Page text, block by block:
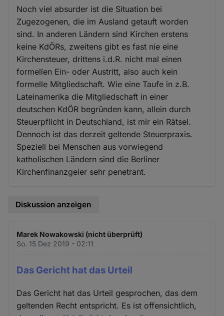
Noch viel absurder ist die Situation bei
Zugezogenen, die im Ausland getauft worden
sind. In anderen Ländern sind Kirchen erstens
keine KdÖRs, zweitens gibt es fast nie eine
Kirchensteuer, drittens i.d.R. nicht mal einen
formellen Ein- oder Austritt, also auch kein
formelle Mitgliedschaft. Wie eine Taufe in z.B.
Lateinamerika die Mitgliedschaft in einer
deutschen KdÖR begründen kann, allein durch
Steuerpflicht in Deutschland, ist mir ein Rätsel.
Dennoch ist das derzeit geltende Steuerpraxis.
Speziell bei Menschen aus vorwiegend
katholischen Ländern sind die Berliner
Kirchenfinanzgeier sehr penetrant.
Diskussion anzeigen
Marek Nowakowski (nicht überprüft)
So. 15 Dez 2019 - 02:11
Das Gericht hat das Urteil
Das Gericht hat das Urteil gesprochen, das dem
geltenden Recht entspricht. Es ist offensichtlich,